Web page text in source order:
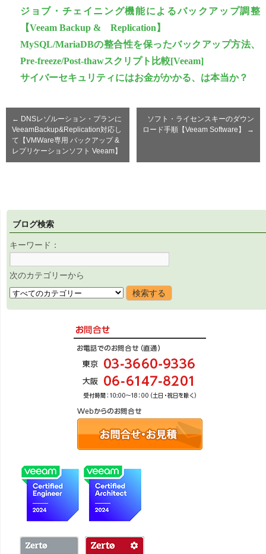
ジョブ・チェイニング機能によるバックアップ調整
【Veeam Backup & Replication】
MySQL/MariaDBの整合性を保ったバックアップ方法、
Pre-freeze/Post-thawスクリプト比較[Veeam]
サイバーセキュリティにはお金がかかる、は本当か？
← DNSレゾルーション・プランに
VeeamBackup&Replication対応し
て【VMWare専用 バックアップ &
レプリケーションソフト Veeam】
ソフト・ライセンスキーのダウン
ロード手順【Veeam Software】
→
ブログ検索
キーワード：
次のカテゴリーから